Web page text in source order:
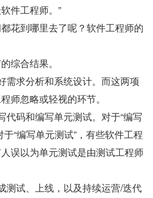
件工程师。”
花到哪里去了呢？软件工程师的
综合结果。
需求分析和系统设计。而这两项
师忽略或轻视的环节。
代码和编写单元测试。对于“编写
“编写单元测试”，有些软件工程
误以为单元测试是由测试工程师
测试、上线，以及持续运营/迭代